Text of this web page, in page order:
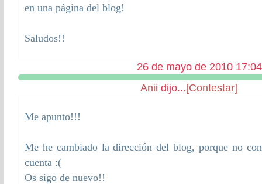
en una página del blog!
Saludos!!
26 de mayo de 2010 17:04
Anii dijo...[Contestar]
Me apunto!!!
Me he cambiado la dirección del blog, porque no
cuenta :(
Os sigo de nuevo!!